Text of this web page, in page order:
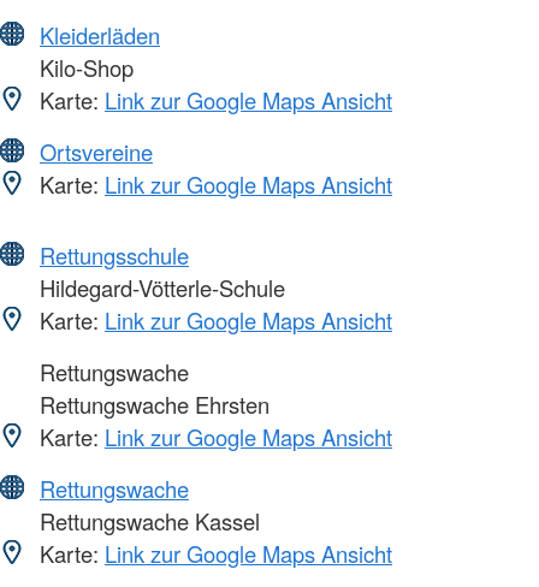
Kleiderläden
Kilo-Shop
Karte: Link zur Google Maps Ansicht
Ortsvereine
Karte: Link zur Google Maps Ansicht
Rettungsschule
Hildegard-Vötterle-Schule
Karte: Link zur Google Maps Ansicht
Rettungswache
Rettungswache Ehrsten
Karte: Link zur Google Maps Ansicht
Rettungswache
Rettungswache Kassel
Karte: Link zur Google Maps Ansicht